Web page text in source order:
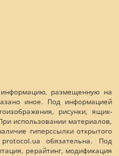
размещенную на
иное. Под информацией
рисунки, ящик-
использовании материалов,
гиперссылки открытого
обязательна. Под
рерайтинг, модификация